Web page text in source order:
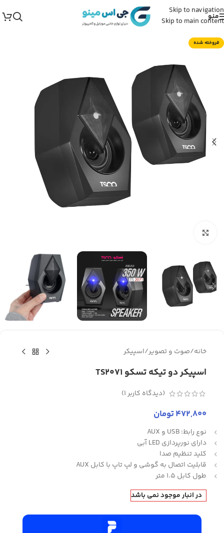
Skip to navigation
Skip to main content
منو
فروخته شده
خانه/صوت و تصویر/اسپیکر
اسپیکر دو تیکه تسکو TS2071
(دیدگاه کاربر1
)
472,800تومان
نوع رابط: USB و AUX
دارای نورپردازی LED آبی
کلید تنظیم صدا
قابلیت اتصال به گوشی و لپ تاپ با کابل AUX
طول کابل 1.5 متر
در انبار موجود نمی باشد